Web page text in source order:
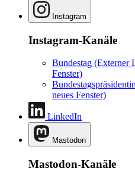
Instagram
Instagram-Kanäle
Bundestag (Externer
Fenster)
Bundestagspräsidentin
neues Fenster)
LinkedIn
Mastodon
Mastodon-Kanäle